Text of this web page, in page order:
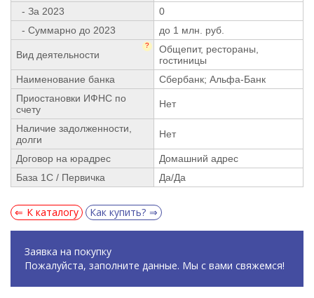
- За 2023
0
- Суммарно до 2023
до 1 млн. руб.
Вид деятельности
?
Общепит, рестораны,
гостиницы
Наименование банка
Сбербанк; Альфа-Банк
Приостановки ИФНС по
счету
Нет
Наличие задолженности,
долги
Нет
Договор на юрадрес
Домашний адрес
База 1С / Первичка
Да/Да
К каталогу Как купить?
Заявка на покупку
Пожалуйста, заполните данные. Мы с вами свяжемся!